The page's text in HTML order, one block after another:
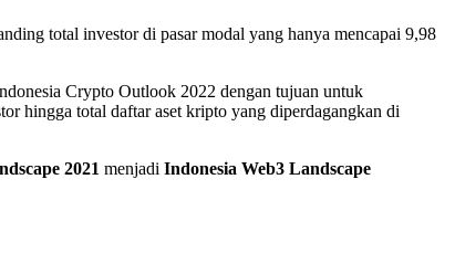
total investor di pasar modal yang hanya mencapai 9,98
Crypto Outlook 2022 dengan tujuan untuk
hingga total daftar aset kripto yang diperdagangkan di
2021 menjadi Indonesia Web3 Landscape